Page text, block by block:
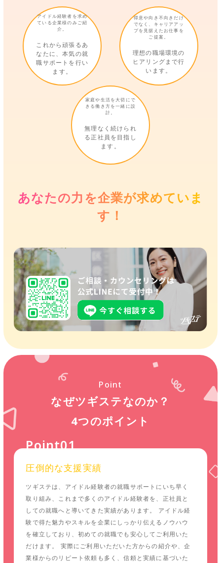
アイドル経験者を求め
ている企業様のみご紹
介。
これから頑張るあ
なたに、本気の就
職サポートを行い
ます。
得意や向き不向きだけ
でなく、キャリアアッ
プを見据えたお仕事を
ご提案。
理想の職場環境の
ヒアリングまで行
います。
家庭や生活を大切にで
きる働き方を一緒に設
計。
無理なく続けられ
る正社員を目指し
ます。
あなたの力を企業が求めていま
す！
Point
なぜツギステなのか？
4つのポイント
Point01
圧倒的な支援実績
ツギステは、アイドル経験者の就職サポートにいち早く
取り組み、これまで多くのアイドル経験者を、正社員と
しての就職へと導いてきた実績があります。 アイドル経
験で得た魅力やスキルを企業にしっかり伝えるノウハウ
を確立しており、初めての就職でも安心してご利用いた
だけます。 実際にご利用いただいた方からの紹介や、企
業様からのリピート依頼も多く、信頼と実績に基づいた